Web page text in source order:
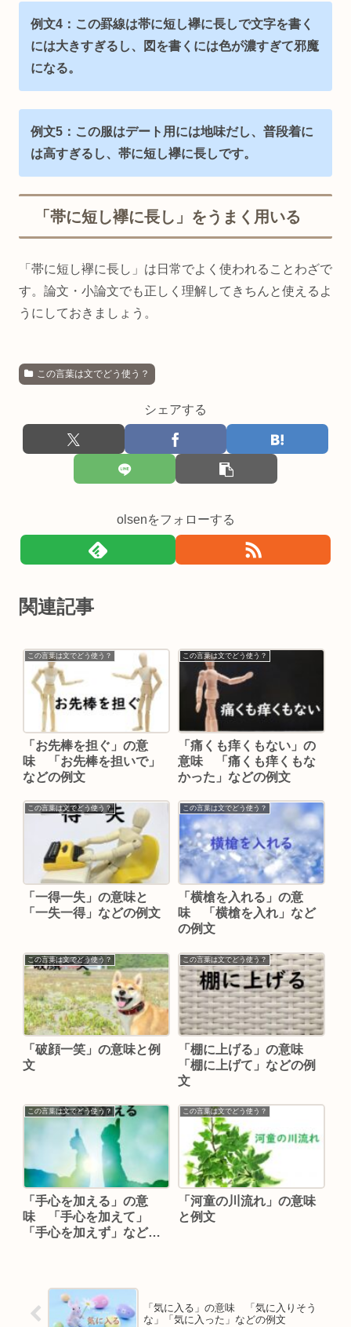
例文4：この罫線は帯に短し襷に長しで文字を書く
には大きすぎるし、図を書くには色が濃すぎて邪魔
になる。
例文5：この服はデート用には地味だし、普段着に
は高すぎるし、帯に短し襷に長しです。
「帯に短し襷に長し」をうまく用いる
「帯に短し襷に長し」は日常でよく使われることわざで
す。論文・小論文でも正しく理解してきちんと使えるよ
うにしておきましょう。
この言葉は文でどう使う？
シェアする
olsenをフォローする
関連記事
この言葉は文でどう使う？
「お先棒を担ぐ」の意
味 「お先棒を担いで」
などの例文
この言葉は文でどう使う？
「痛くも痒くもない」の
意味 「痛くも痒くもな
かった」などの例文
この言葉は文でどう使う？
「一得一失」の意味と
「一失一得」などの例文
この言葉は文でどう使う？
「横槍を入れる」の意
味 「横槍を入れ」など
の例文
この言葉は文でどう使う？
「破顔一笑」の意味と例
文
この言葉は文でどう使う？
「棚に上げる」の意味
「棚に上げて」などの例
文
この言葉は文でどう使う？
「手心を加える」の意
味 「手心を加えて」
「手心を加えず」などの
この言葉は文でどう使う？
「河童の川流れ」の意味
と例文
「気に入る」の意味 「気に入りそう
な」「気に入った」などの例文